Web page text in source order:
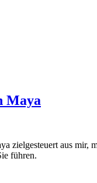
Maya
zielgesteuert aus mir,
führen.